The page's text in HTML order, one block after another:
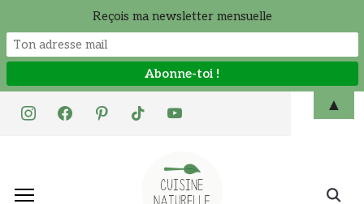
instagramfacebookpinteresttiktok youtube
Search
Reçois ma newsletter mensuelle
▲